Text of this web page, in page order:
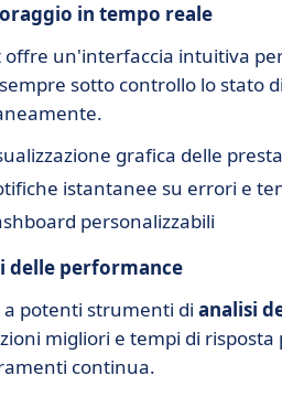
in tempo reale
offre un'interfaccia intuitiva
sotto controllo lo stato
grafica delle
istantanee su errori e
personalizzabili
delle performance
a potenti strumenti di analisi
migliori e tempi di
continua.